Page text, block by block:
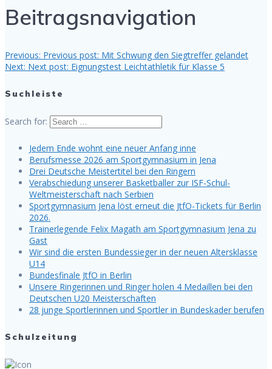
Beitragsnavigation
Previous: Previous post: Mit Schwung den Siegtreffer gelandet
Next: Next post: Eignungstest Leichtathletik für Klasse 5
Suchleiste
Search for:
Jedem Ende wohnt eine neuer Anfang inne
Berufsmesse 2026 am Sportgymnasium in Jena
Drei Deutsche Meistertitel bei den Ringern
Verabschiedung unserer Basketballer zur ISF-Schul-
Weltmeisterschaft nach Serbien
Sportgymnasium Jena löst erneut die JtfO-Tickets für Berlin
2026.
Trainerlegende Felix Magath am Sportgymnasium Jena zu
Gast
Wir sind die ersten Bundessieger in der neuen Altersklasse
U14
Bundesfinale JtfO in Berlin
Unsere Ringerinnen und Ringer holen 4 Medaillen bei den
Deutschen U20 Meisterschaften
28 junge Sportlerinnen und Sportler in Bundeskader berufen
Schulzeitung